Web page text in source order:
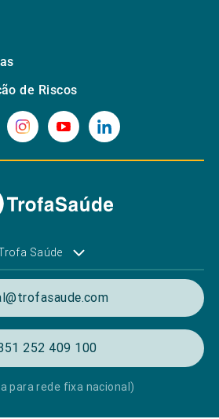
de Riscos
Saúde
252 409 100
para rede fixa nacional)